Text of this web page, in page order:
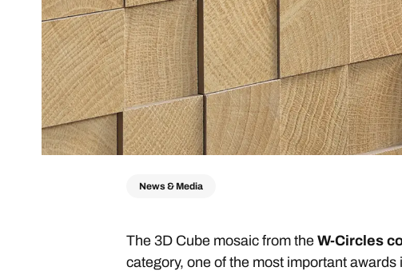
News & Media
The 3D Cube mosaic from the W-Circles
category, one of the most important awards